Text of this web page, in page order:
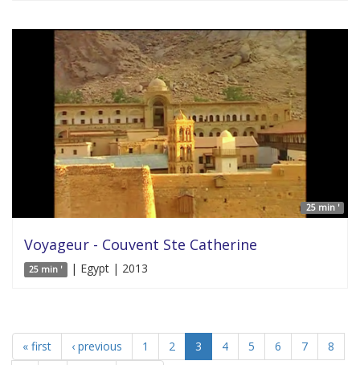
25 min '
Voyageur - Couvent Ste Catherine
25 min ' | Egypt | 2013
« first ‹ previous 1 2 3 4 5 6 7
8